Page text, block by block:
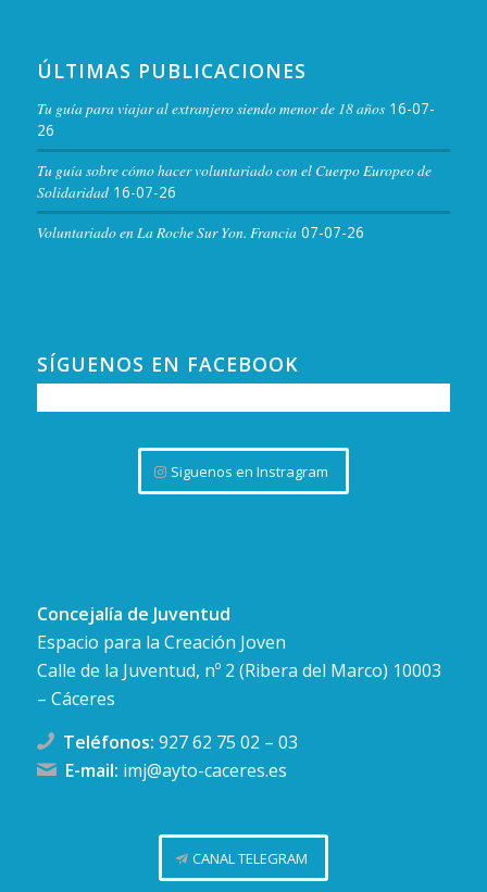
ÚLTIMAS PUBLICACIONES
Tu guía para viajar al extranjero siendo menor de 18 años 16-07-
26
Tu guía sobre cómo hacer voluntariado con el Cuerpo Europeo de
Solidaridad 16-07-26
Voluntariado en La Roche Sur Yon. Francia 07-07-26
SÍGUENOS EN FACEBOOK
Siguenos en Instragram
Concejalía de Juventud
Espacio para la Creación Joven
Calle de la Juventud, nº 2 (Ribera del Marco) 10003
– Cáceres
Teléfonos: 927 62 75 02 – 03
E-mail: imj@ayto-caceres.es
CANAL TELEGRAM